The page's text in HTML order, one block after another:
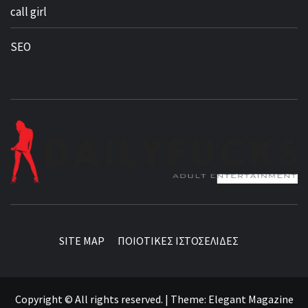
call girl
SEO
SITE MAP ΠΟΙΟΤΙΚΕΣ ΙΣΤΟΣΕΛΙΔΕΣ
Copyright © All rights reserved. | Theme: Elegant Magazine